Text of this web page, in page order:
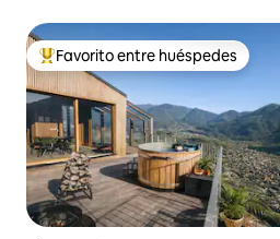
Favorito entre huéspedes preferido
Favorito entre huéspedes